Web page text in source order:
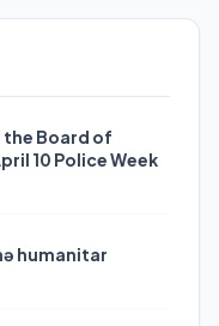
the Board of
10 Police Week
humanitar